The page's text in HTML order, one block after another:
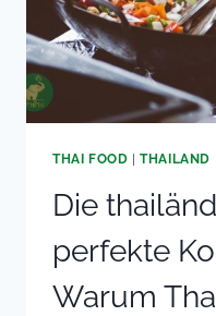
THAI FOOD |THAILAND
Die
perfekte
Warum